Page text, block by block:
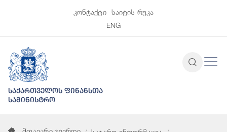
კონტაქტი
საიტის რუკა
ENG
საქართველოს ფინანსთა
სამინისტრო